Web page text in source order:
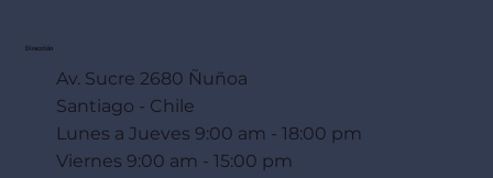
Dirección
Av. Sucre 2680 Ñuñoa
Santiago - Chile
Lunes a Jueves 9:00 am - 18:00 pm
Viernes 9:00 am - 15:00 pm